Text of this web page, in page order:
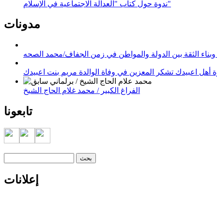
ندوة حول كتاب "العدالة الاجتماعية في الإسلام"
مدونات
الثقة بين الدولة والمواطن في زمن الجفاف/محمد الصحه
أهل اعبيدك تشكر المعزين في وفاة الوالدة مريم بنت اعبيدك
الفراغ الكبير / محمد غلام الحاج الشيخ
تابعونا
إعلانات